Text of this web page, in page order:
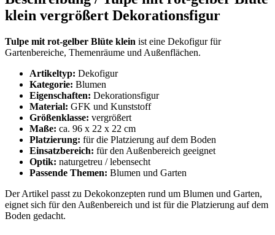
klein vergrößert Dekorationsfigur
Tulpe mit rot-gelber Blüte klein ist eine Dekofigur für
Gartenbereiche, Themenräume und Außenflächen.
Artikeltyp: Dekofigur
Kategorie: Blumen
Eigenschaften: Dekorationsfigur
Material: GFK und Kunststoff
Größenklasse: vergrößert
Maße: ca. 96 x 22 x 22 cm
Platzierung: für die Platzierung auf dem Boden
Einsatzbereich: für den Außenbereich geeignet
Optik: naturgetreu / lebensecht
Passende Themen: Blumen und Garten
Der Artikel passt zu Dekokonzepten rund um Blumen und Garten,
eignet sich für den Außenbereich und ist für die Platzierung auf dem
Boden gedacht.